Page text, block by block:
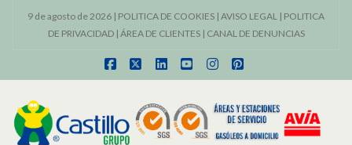
9 de agosto de 2026 | POLITICA DE COOKIES | AVISO LEGAL | POLITICA
DE PRIVACIDAD| ÁREA DE CLIENTES| CANAL DE DENUNCIAS
Facebook
X LinkedInYouTubeInstagram
Pinterest